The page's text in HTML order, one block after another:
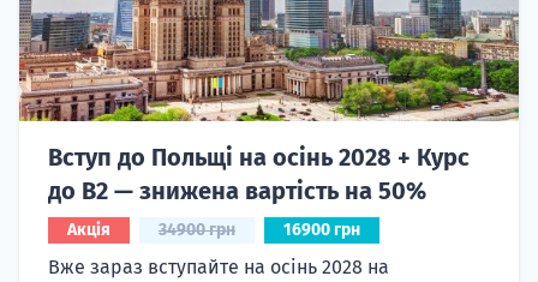
Вступ до Польщі на осінь 2028 + Курс
до B2 — знижена вартість на 50%
Акція 34900 грн 16900 грн
Вже зараз вступайте на осінь 2028 на